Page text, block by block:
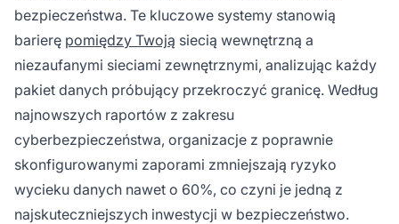
bezpieczeństwa. Te kluczowe systemy stanowią
barierę pomiędzy Twoją siecią wewnętrzną a
niezaufanymi sieciami zewnętrznymi, analizując każdy
pakiet danych próbujący przekroczyć granicę. Według
najnowszych raportów z zakresu
cyberbezpieczeństwa, organizacje z poprawnie
skonfigurowanymi zaporami zmniejszają ryzyko
wycieku danych nawet o 60%, co czyni je jedną z
najskuteczniejszych inwestycji w bezpieczeństwo.